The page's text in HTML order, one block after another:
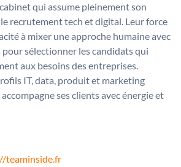
qui assume pleinement son
recrutement tech et digital. Leur force
à mixer une approche humaine avec
sélectionner les candidats qui
aux besoins des entreprises.
IT, data, produit et marketing
ses clients avec énergie et
teaminside.fr